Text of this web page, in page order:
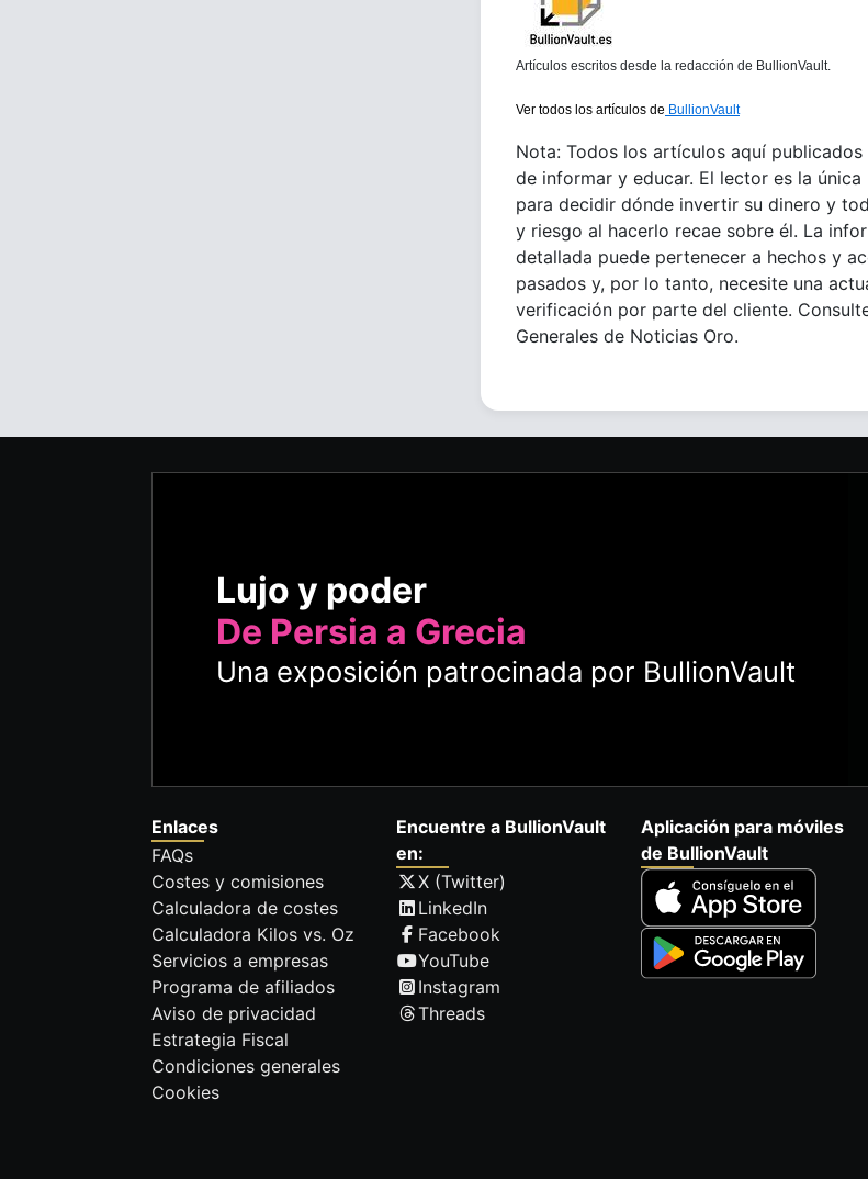
Artículos escritos desde la redacción de BullionVault.
Ver todos los artículos de BullionVault
Nota: Todos los artículos aquí
de informar y educar. El lector es la
para decidir dónde invertir su dinero y
y riesgo al hacerlo recae sobre él. La
detallada puede pertenecer a hechos y
pasados y, por lo tanto, necesite una
verificación por parte del cliente.
Generales de Noticias Oro.
Lujo y poder
De Persia a Grecia
Una exposición patrocinada por BullionVault
Enlaces
FAQs
Costes y comisiones
Calculadora de costes
Calculadora Kilos vs. Oz
Servicios a empresas
Programa de afiliados
Aviso de privacidad
Estrategia Fiscal
Condiciones generales
Cookies
Encuentre a BullionVault
en:
X (Twitter)
LinkedIn
Facebook
YouTube
Instagram
Threads
Aplicación para móviles
de BullionVault